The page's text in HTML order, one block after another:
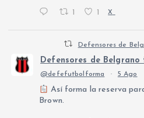
X
Defensores de
Defensores de
@defefutbolforma · 5 Ago
Así forma la reserva
Brown.